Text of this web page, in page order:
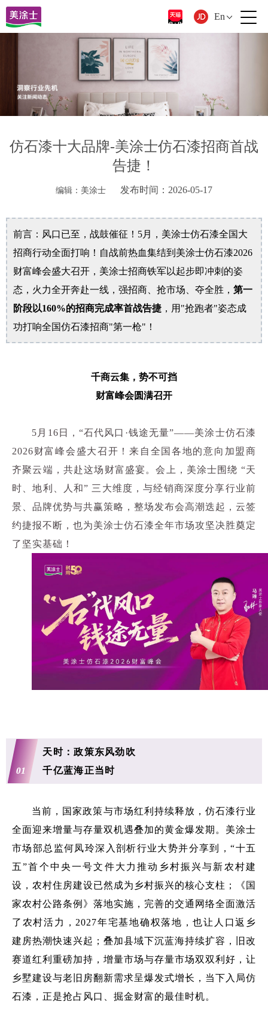
En
仿石漆十大品牌-美涂士仿石漆招商首战
告捷！
编辑：美涂士 发布时间：2026-05-17
前言：风口已至，战鼓催征！5月，美涂士仿石漆全国大
招商行动全面打响！自战前热血集结到美涂士仿石漆2026
财富峰会盛大召开，美涂士招商铁军以起步即冲刺的姿
态，火力全开奔赴一线，强招商、抢市场、夺全胜， 第一
阶段以160%的招商完成率首战告捷 ，用"抢跑者"姿态成
功打响全国仿石漆招商"第一枪"！
千商云集，势不可挡
财富峰会圆满召开
5月16日，“石代风口·钱途无量”——美涂士仿石漆
2026财富峰会盛大召开！来自全国各地的意向加盟商
齐聚云端，共赴这场财富盛宴。会上，美涂士围绕 “天
时、地利、人和” 三大维度，与经销商深度分享行业前
景、品牌优势与共赢策略，整场发布会高潮迭起，云签
约捷报不断，也为美涂士仿石漆全年市场攻坚决胜奠定
了坚实基础！
01
天时：政策东风劲吹
千亿蓝海正当时
当前，国家政策与市场红利持续释放，仿石漆行业
全面迎来增量与存量双机遇叠加的黄金爆发期。美涂士
市场部总监何凤玲深入剖析行业大势并分享到，“十五
五”首个中央一号文件大力推动乡村振兴与新农村建
设，农村住房建设已然成为乡村振兴的核心支柱；《国
家农村公路条例》落地实施，完善的交通网络全面激活
了农村活力，2027年宅基地确权落地，也让人口返乡
建房热潮快速兴起；叠加县域下沉蓝海持续扩容，旧改
赛道红利重磅加持，增量市场与存量市场双双利好，让
乡墅建设与老旧房翻新需求呈爆发式增长，当下入局仿
石漆，正是抢占风口、掘金财富的最佳时机。